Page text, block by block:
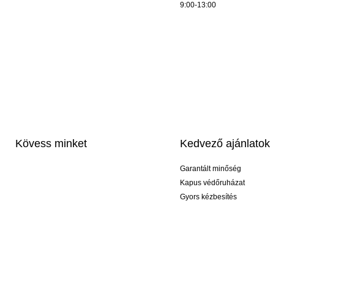
9:00-13:00
Kövess minket Kedvező ajánlatok
Garantált minőség
Kapus védőruházat
Gyors kézbesítés